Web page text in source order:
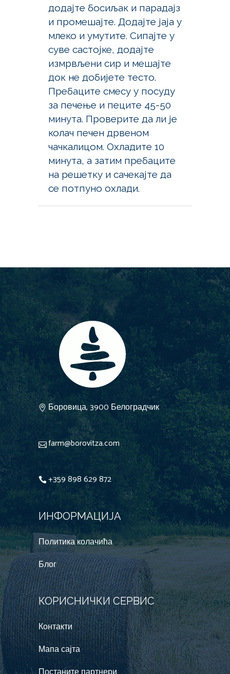
додајте босиљак и парадајз
и промешајте. Додајте јаја у
млеко и умутите. Сипајте у
суве састојке, додајте
измрвљени сир и мешајте
док не добијете тесто.
Пребаците смесу у посуду
за печење и пеците 45-50
минута. Проверите да ли је
колач печен дрвеном
чачкалицом. Охладите 10
минута, а затим пребаците
на решетку и сачекајте да
се потпуно охлади.
Боровица, 3900 Белоградчик
farm@borovitza.com
+359 898 629 872
ИНФОРМАЦИJА
Политика колачића
Блог
КОРИСНИЧКИ СЕРВИС
Контакти
Мапа сајта